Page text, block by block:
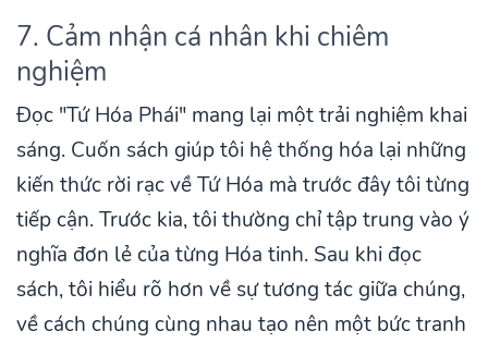
7. Cảm nhận cá nhân khi chiêm
nghiệm
Đọc "Tứ Hóa Phái" mang lại một trải nghiệm khai
sáng. Cuốn sách giúp tôi hệ thống hóa lại những
kiến thức rời rạc về Tứ Hóa mà trước đây tôi từng
tiếp cận. Trước kia, tôi thường chỉ tập trung vào ý
nghĩa đơn lẻ của từng Hóa tinh. Sau khi đọc
sách, tôi hiểu rõ hơn về sự tương tác giữa chúng,
về cách chúng cùng nhau tạo nên một bức tranh